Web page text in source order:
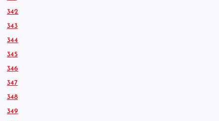
342
343
344
345
346
347
348
349